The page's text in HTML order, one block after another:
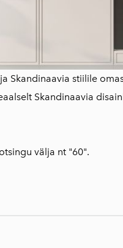
Skandinaavia stiilile
Skandinaavia
välja nt "60".